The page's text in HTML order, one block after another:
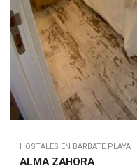
HOSTALES EN BARBATE PLAYA
ALMA ZAHORA